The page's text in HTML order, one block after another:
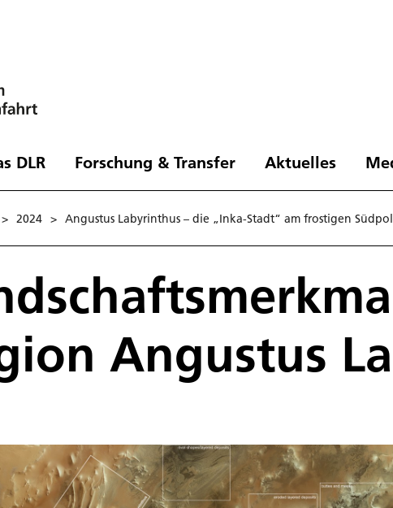
DLR Forschung & Transfer Aktuelles
> 2024 > Angustus Labyrinthus – die „Inka-Stadt“ am frostigen
Angustus